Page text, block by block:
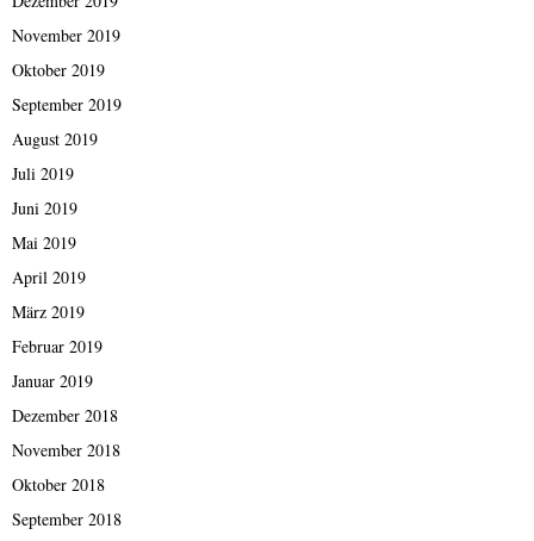
November 2019
Oktober 2019
September 2019
August 2019
Juli 2019
Juni 2019
Mai 2019
April 2019
März 2019
Februar 2019
Januar 2019
Dezember 2018
November 2018
Oktober 2018
September 2018